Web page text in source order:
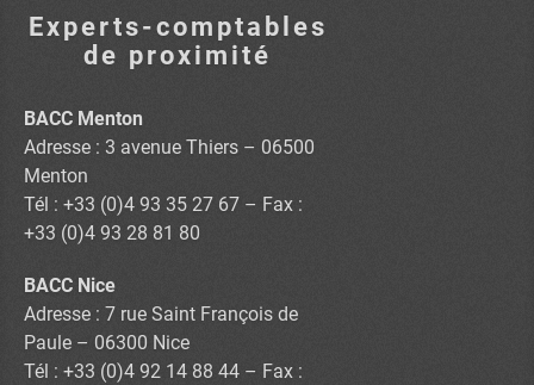
Experts-comptables
de proximité
BACC Menton
Adresse : 3 avenue Thiers – 06500
Menton
Tél : +33 (0)4 93 35 27 67 – Fax :
+33 (0)4 93 28 81 80
BACC Nice
Adresse : 7 rue Saint François de
Paule – 06300 Nice
Tél : +33 (0)4 92 14 88 44 – Fax :